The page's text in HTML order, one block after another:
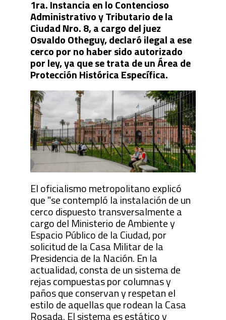
1ra. Instancia en lo Contencioso
Administrativo y Tributario de la
Ciudad Nro. 8, a cargo del juez
Osvaldo Otheguy, declaró ilegal a ese
cerco por no haber sido autorizado
por ley, ya que se trata de un Área de
Protección Histórica Específica.
El oficialismo metropolitano explicó
que "se contempló la instalación de un
cerco dispuesto transversalmente a
cargo del Ministerio de Ambiente y
Espacio Público de la Ciudad, por
solicitud de la Casa Militar de la
Presidencia de la Nación. En la
actualidad, consta de un sistema de
rejas compuestas por columnas y
paños que conservan y respetan el
estilo de aquellas que rodean la Casa
Rosada. El sistema es estático y